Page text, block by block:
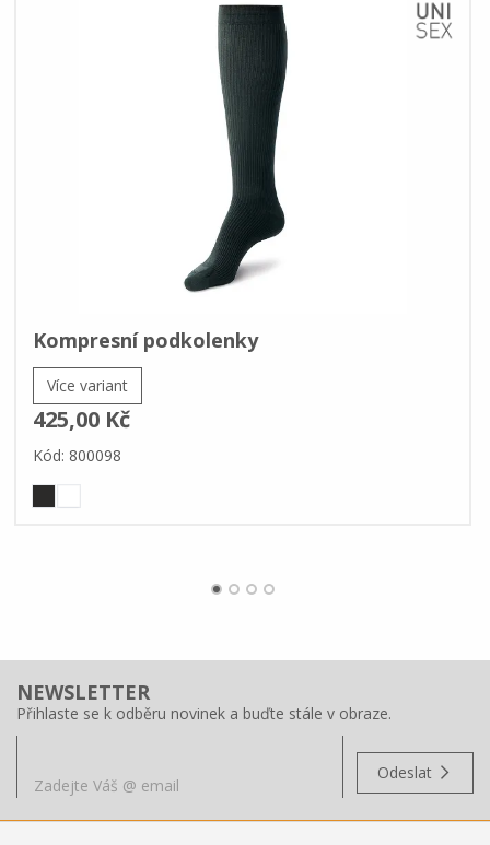
Kompresní podkolenky
Více variant
425,00 Kč
Kód: 800098
NEWSLETTER
Přihlaste se k odběru novinek a buďte stále v obraze.
Odeslat